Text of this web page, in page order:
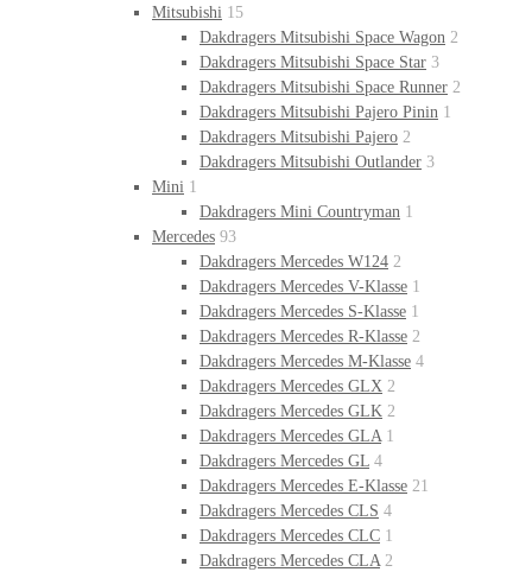
Mitsubishi 15
Dakdragers Mitsubishi Space Wagon 2
Dakdragers Mitsubishi Space Star 3
Dakdragers Mitsubishi Space Runner 2
Dakdragers Mitsubishi Pajero Pinin 1
Dakdragers Mitsubishi Pajero 2
Dakdragers Mitsubishi Outlander 3
Mini 1
Dakdragers Mini Countryman 1
Mercedes 93
Dakdragers Mercedes W124 2
Dakdragers Mercedes V-Klasse 1
Dakdragers Mercedes S-Klasse 1
Dakdragers Mercedes R-Klasse 2
Dakdragers Mercedes M-Klasse 4
Dakdragers Mercedes GLX 2
Dakdragers Mercedes GLK 2
Dakdragers Mercedes GLA 1
Dakdragers Mercedes GL 4
Dakdragers Mercedes E-Klasse 21
Dakdragers Mercedes CLS 4
Dakdragers Mercedes CLC 1
Dakdragers Mercedes CLA 2